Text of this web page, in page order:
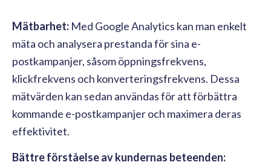
Mätbarhet: Med Google Analytics kan man enkelt
mäta och analysera prestanda för sina e-
postkampanjer, såsom öppningsfrekvens,
klickfrekvens och konverteringsfrekvens. Dessa
mätvärden kan sedan användas för att förbättra
kommande e-postkampanjer och maximera deras
effektivitet.
Bättre förståelse av kundernas beteenden: